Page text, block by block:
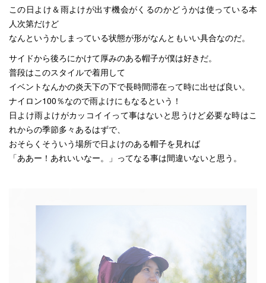
この日よけ＆雨よけが出す機会がくるのかどうかは使っている本
人次第だけど
なんというかしまっている状態が形がなんともいい具合なのだ。
サイドから後ろにかけて厚みのある帽子が僕は好きだ。
普段はこのスタイルで着用して
イベントなんかの炎天下の下で長時間滞在って時に出せば良い。
ナイロン100％なので雨よけにもなるという！
日よけ雨よけがカッコイイって事はないと思うけど必要な時はこ
れからの季節多々あるはずで、
おそらくそういう場所で日よけのある帽子を見れば
「ああー！あれいいなー。」ってなる事は間違いないと思う。